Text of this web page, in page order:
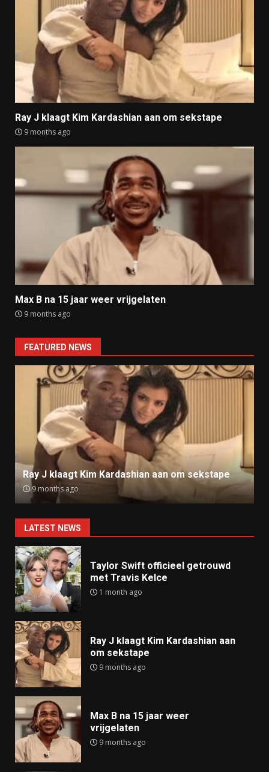
Ray J klaagt Kim Kardashian aan om sekstape
9 months ago
Max B na 15 jaar weer vrijgelaten
9 months ago
FEATURED NEWS
Ray J klaagt Kim Kardashian aan om sekstape
9 months ago
LATEST NEWS
Taylor Swift officieel getrouwd
met Travis Kelce
1 month ago
Ray J klaagt Kim Kardashian aan
om sekstape
9 months ago
Max B na 15 jaar weer
vrijgelaten
9 months ago